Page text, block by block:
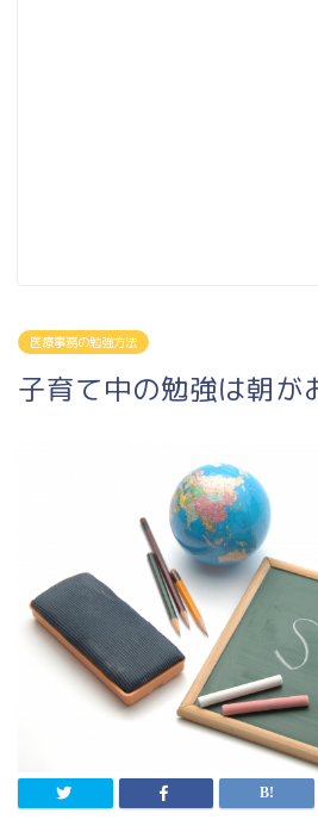
医療事務の勉強方法
子育て中の勉強は朝が